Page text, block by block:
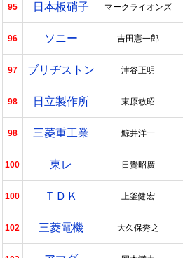
95 日本板硝子 マークライオンズ
96 ソニー 吉田憲一郎
97 ブリヂストン 津谷正明
98 日立製作所 東原敏昭
98 三菱重工業 鯨井洋一
100 東レ 日覺昭廣
100 ＴＤＫ 上釜健宏
102 三菱電機 大久保秀之